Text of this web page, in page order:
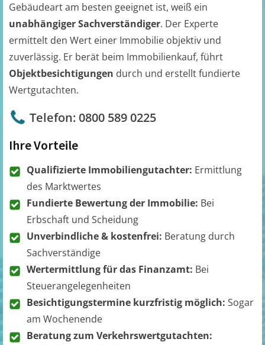
Gebäudeart am besten geeignet ist, weiß ein
unabhängiger Sachverständiger. Der Experte
ermittelt den Wert einer Immobilie objektiv und
zuverlässig. Er berät beim Immobilienkauf, führt
Objektbesichtigungen durch und erstellt fundierte
Wertgutachten.
Telefon: 0800 589 0225
Ihre Vorteile
Qualifizierte Immobiliengutachter: Ermittlung
des Marktwertes
Fundierte Bewertung der Immobilie: Bei
Erbschaft und Scheidung
Unverbindliche & kostenfrei: Beratung durch
Sachverständige
Wertermittlung für das Finanzamt: Bei
Steuerangelegenheiten
Besichtigungstermine kurzfristig möglich: Sogar
am Wochenende
Beratung zum Verkehrswertgutachten: